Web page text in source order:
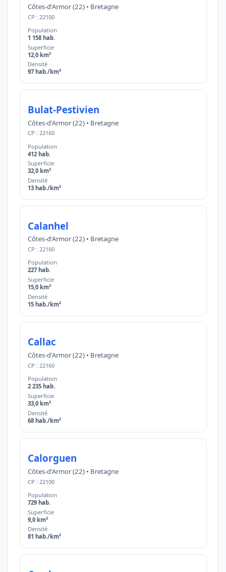
Côtes-d'Armor (22) • Bretagne
CP : 22100
Population
1 158 hab.
Superficie
12,0 km²
Densité
97 hab./km²
Bulat-Pestivien
Côtes-d'Armor (22) • Bretagne
CP : 22160
Population
412 hab.
Superficie
32,0 km²
Densité
13 hab./km²
Calanhel
Côtes-d'Armor (22) • Bretagne
CP : 22160
Population
227 hab.
Superficie
15,0 km²
Densité
15 hab./km²
Callac
Côtes-d'Armor (22) • Bretagne
CP : 22160
Population
2 235 hab.
Superficie
33,0 km²
Densité
68 hab./km²
Calorguen
Côtes-d'Armor (22) • Bretagne
CP : 22100
Population
729 hab.
Superficie
9,0 km²
Densité
81 hab./km²